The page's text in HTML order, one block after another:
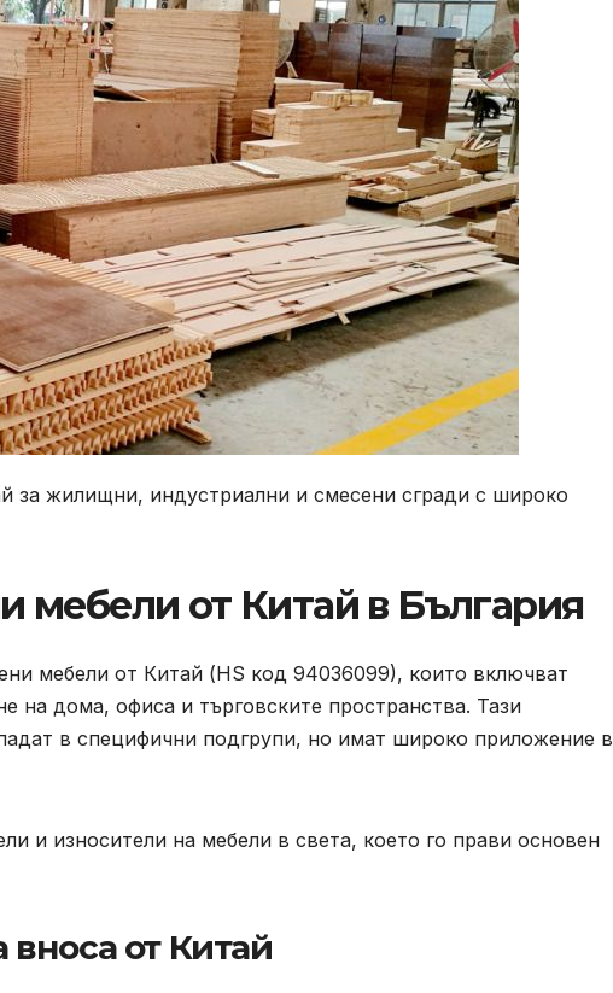
за жилищни, индустриални и смесени сгради с широко
мебели от Китай в България
мебели от Китай (HS код 94036099), които включват
на дома, офиса и търговските пространства. Тази
в специфични подгрупи, но имат широко приложение в
и износители на мебели в света, което го прави основен
от Китай